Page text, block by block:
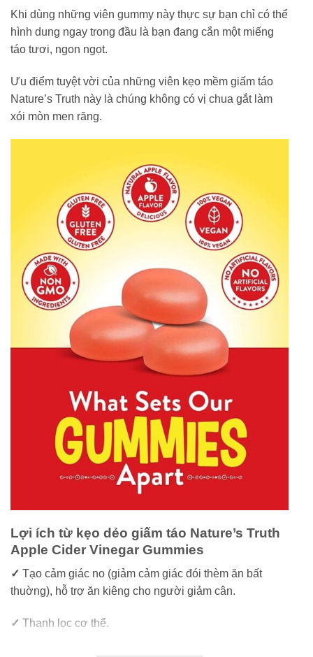
Khi dùng những viên gummy này thực sự bạn chỉ có thể
hình dung ngay trong đầu là bạn đang cắn một miếng
táo tươi, ngon ngọt.
Ưu điểm tuyệt vời của những viên kẹo mềm giấm táo
Nature’s Truth này là chúng không có vị chua gắt làm
xói mòn men răng.
Lợi ích từ kẹo dẻo giấm táo Nature’s Truth
Apple Cider Vinegar Gummies
✓ Tạo cảm giác no (giảm cảm giác đói thèm ăn bất
thuờng), hỗ trợ ăn kiêng cho người giảm cân.
✓ Thanh lọc cơ thể.